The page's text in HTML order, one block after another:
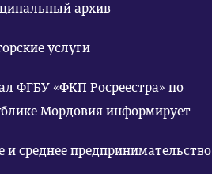
архив
услуги
ФГБУ «ФКП Росреестра» по
Мордовия информирует
и среднее предпринимательство